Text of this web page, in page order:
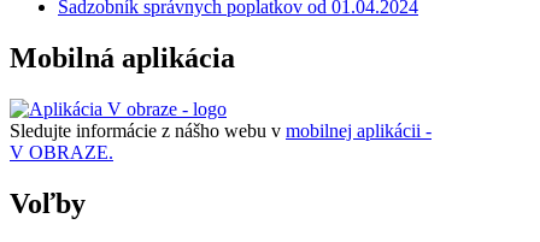
Sadzobník správnych poplatkov od 01.04.2024
Mobilná aplikácia
Sledujte informácie z nášho webu v mobilnej aplikácii -
V OBRAZE.
Voľby